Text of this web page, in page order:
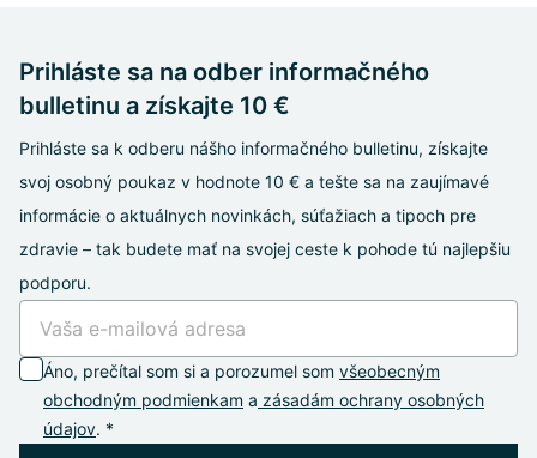
Prihláste sa na odber informačného
bulletinu a získajte 10 €
Prihláste sa k odberu nášho informačného bulletinu, získajte
svoj osobný poukaz v hodnote 10 € a tešte sa na zaujímavé
informácie o aktuálnych novinkách, súťažiach a tipoch pre
zdravie – tak budete mať na svojej ceste k pohode tú najlepšiu
podporu.
Áno, prečítal som si a porozumel som všeobecným
obchodným podmienkam a zásadám ochrany osobných
údajov. *